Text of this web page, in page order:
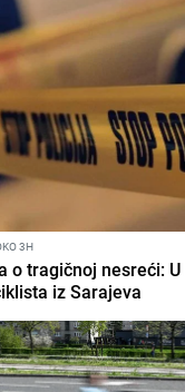
3H
o tragičnoj nesreći:
iz Sarajeva